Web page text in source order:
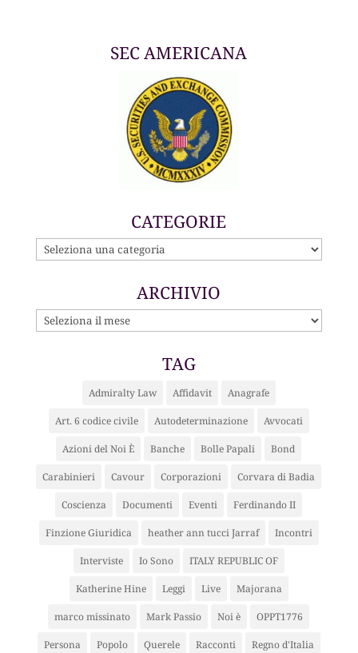
SEC AMERICANA
CATEGORIE
CATEGORIE
ARCHIVIO
ARCHIVIO
TAG
Admiralty Law Affidavit Anagrafe
Art. 6 codice civile Autodeterminazione Avvocati
Azioni del Noi È Banche Bolle Papali Bond
Carabinieri Cavour Corporazioni Corvara di Badia
Coscienza Documenti Eventi Ferdinando II
Finzione Giuridica heather ann tucci Jarraf Incontri
Interviste Io Sono ITALY REPUBLIC OF
Katherine Hine Leggi Live Majorana
marco missinato Mark Passio Noi è OPPT1776
Persona Popolo Querele Racconti Regno d'Italia